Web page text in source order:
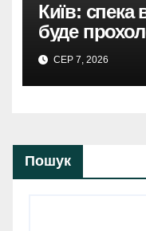
Київ: спека
буде
погоди
СЕР 7, 2026
Пошук